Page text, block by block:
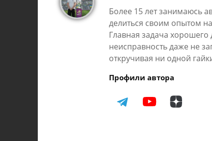
Более 15 лет занимаюсь
делиться своим опытом
Главная задача хорошего
неисправность даже не
откручивая ни одной
Профили автора